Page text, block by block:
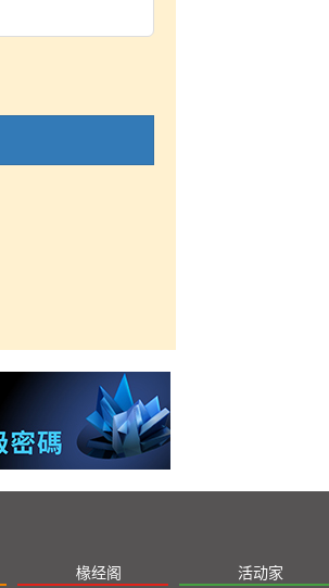
椽经阁 活动家